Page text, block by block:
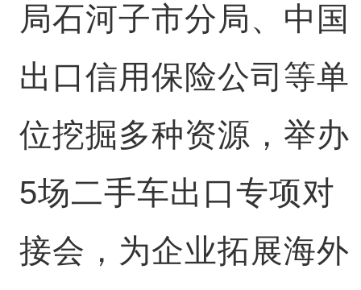
局石河子市分局、中国
出口信用保险公司等单
位挖掘多种资源，举办
5场二手车出口专项对
接会，为企业拓展海外